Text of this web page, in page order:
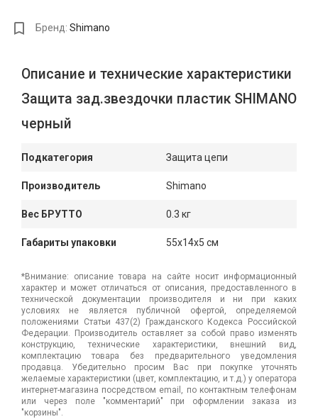
Бренд: Shimano
Описание и технические характеристики
Защита зад.звездочки пластик SHIMANO
черный
Подкатегория Защита цепи
Производитель Shimano
Вес БРУТТО 0.3 кг
Габариты упаковки 55x14x5 см
*Внимание: описание товара на сайте носит информационный
характер и может отличаться от описания, предоставленного в
технической документации производителя и ни при каких
условиях не является публичной офертой, определяемой
положениями Статьи 437(2) Гражданского Кодекса Российской
Федерации. Производитель оставляет за собой право изменять
конструкцию, технические характеристики, внешний вид,
комплектацию товара без предварительного уведомления
продавца. Убедительно просим Вас при покупке уточнять
желаемые характеристики (цвет, комплектацию, и т.д.) у оператора
интернет-магазина посредством email, по контактным телефонам
или через поле "комментарий" при оформлении заказа из
"корзины".